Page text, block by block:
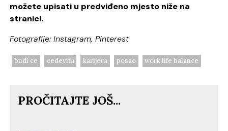
možete upisati u predviđeno mjesto niže na
stranici.
Fotografije: Instagram, Pinterest
budi ce cedevita karijera posao work life balance
PROČITAJTE JOŠ...